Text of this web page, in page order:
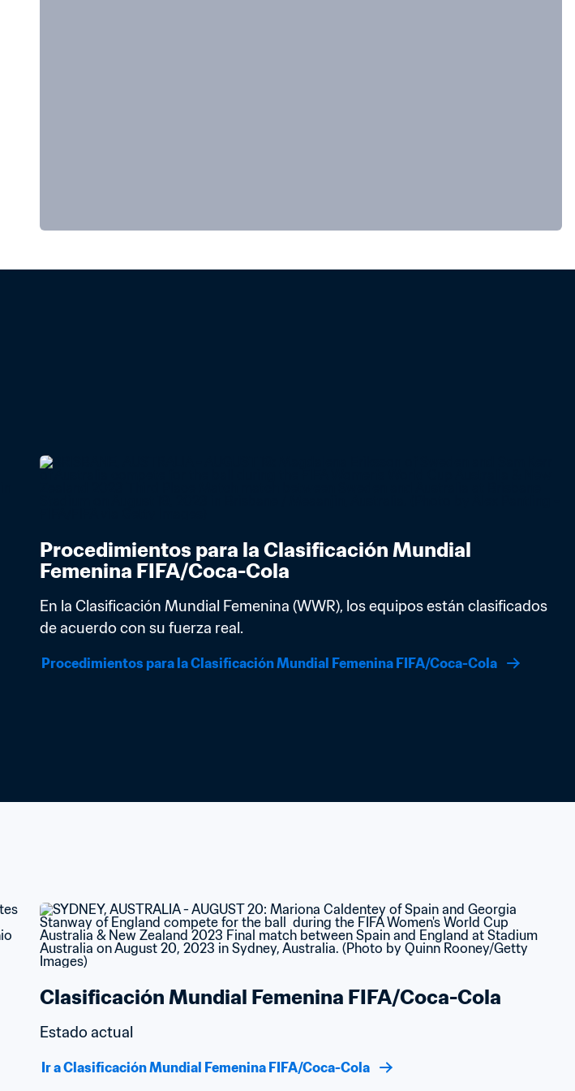
Procedimientos para la Clasificación Mundial
Femenina FIFA/Coca-Cola
En la Clasificación Mundial Femenina (WWR), los equipos están clasificados
de acuerdo con su fuerza real.
Procedimientos para la Clasificación Mundial Femenina FIFA/Coca-Cola
Clasificación Mundial Femenina FIFA/Coca-Cola
Estado actual
Ir a Clasificación Mundial Femenina FIFA/Coca-Cola